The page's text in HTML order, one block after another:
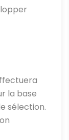
la base
sélection.